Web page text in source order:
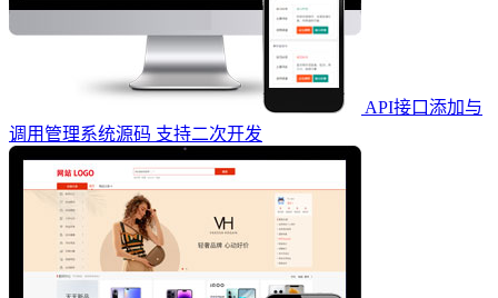
API接口添加与
调用管理系统源码 支持二次开发